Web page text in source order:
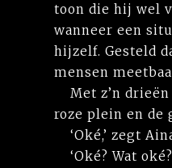
toon die hij wel
wanneer een
hijzelf. Gesteld
mensen
Met z’n
roze plein en de
‘Oké,’ zegt
‘Oké? Wat